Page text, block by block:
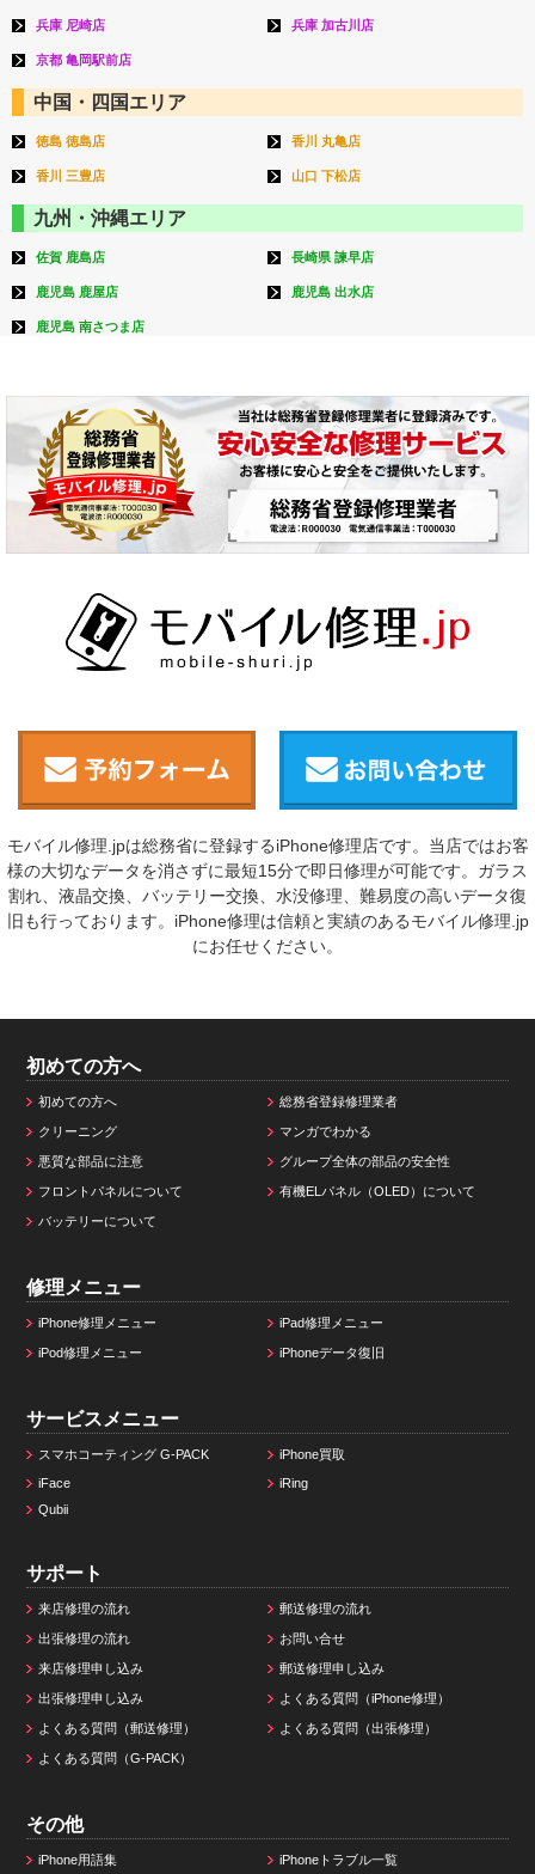
兵庫 尼崎店 兵庫 加古川店
京都 亀岡駅前店
中国・四国エリア
徳島 徳島店 香川 丸亀店
香川 三豊店 山口 下松店
九州・沖縄エリア
佐賀 鹿島店 長崎県 諫早店
鹿児島 鹿屋店 鹿児島 出水店
鹿児島 南さつま店
モバイル修理.jpは総務省に登録するiPhone修理店です。当店ではお客
様の大切なデータを消さずに最短15分で即日修理が可能です。ガラス
割れ、液晶交換、バッテリー交換、水没修理、難易度の高いデータ復
旧も行っております。iPhone修理は信頼と実績のあるモバイル修理.jp
にお任せください。
初めての方へ
初めての方へ 総務省登録修理業者
クリーニング マンガでわかる
悪質な部品に注意 グループ全体の部品の安全性
フロントパネルについて 有機ELパネル（OLED）について
バッテリーについて
修理メニュー
iPhone修理メニュー iPad修理メニュー
iPod修理メニュー iPhoneデータ復旧
サービスメニュー
スマホコーティング G-PACK
iPhone買取
iFace
iRing
Qubii
サポート
来店修理の流れ 郵送修理の流れ
出張修理の流れ お問い合せ
来店修理申し込み 郵送修理申し込み
出張修理申し込み よくある質問（iPhone修理）
よくある質問（郵送修理） よくある質問（出張修理）
よくある質問（G-PACK）
その他
iPhone用語集 iPhoneトラブル一覧